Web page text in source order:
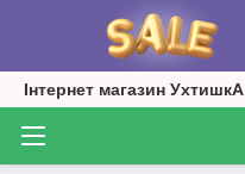
Інтернет магазин УхтишкА